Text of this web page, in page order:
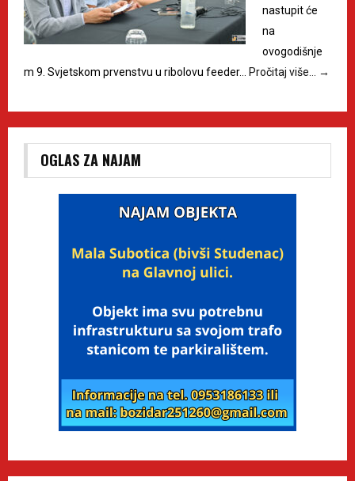
nastupit će
na
ovogodišnje
m 9. Svjetskom prvenstvu u ribolovu feeder… Pročitaj više… →
OGLAS ZA NAJAM